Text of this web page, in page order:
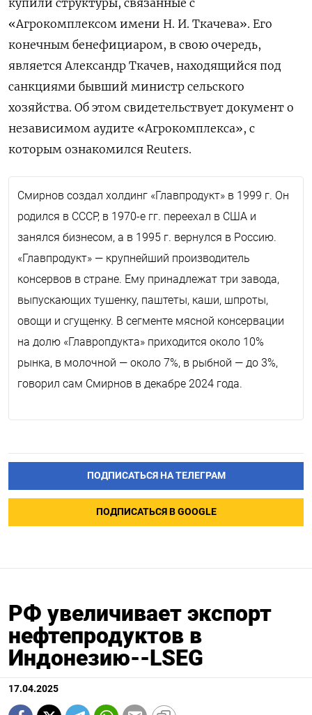
купили структуры, связанные с
«Агрокомплексом имени Н. И. Ткачева». Его
конечным бенефициаром, в свою очередь,
является Александр Ткачев, находящийся под
санкциями бывший министр сельского
хозяйства. Об этом свидетельствует документ о
независимом аудите «Агрокомплекса», с
которым ознакомился Reuters.
Смирнов создал холдинг «Главпродукт» в 1999 г. Он
родился в СССР, в 1970-е гг. переехал в США и
занялся бизнесом, а в 1995 г. вернулся в Россию.
«Главпродукт» — крупнейший производитель
консервов в стране. Ему принадлежат три завода,
выпускающих тушенку, паштеты, каши, шпроты,
овощи и сгущенку. В сегменте мясной консервации
на долю «Главропдукта» приходится около 10%
рынка, в молочной — около 7%, в рыбной — до 3%,
говорил сам Смирнов в декабре 2024 года.
ПОДПИСАТЬСЯ НА ТЕЛЕГРАМ
ПОДПИСАТЬСЯ В GOOGLE
РФ увеличивает экспорт
нефтепродуктов в
Индонезию--LSEG
17.04.2025